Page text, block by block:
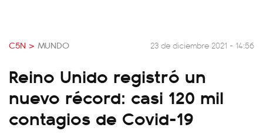
C5N > MUNDO 23 de diciembre 2021 - 14:56
Reino Unido registró un
nuevo récord: casi 120 mil
contagios de Covid-19